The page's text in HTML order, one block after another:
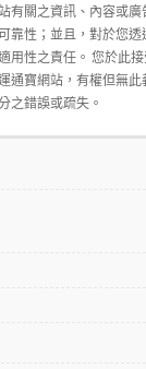
有關之資訊、內容或
靠性；並且，對於您
用性之責任。 您於此接
通寶網站，有權但無
之錯誤或疏失。